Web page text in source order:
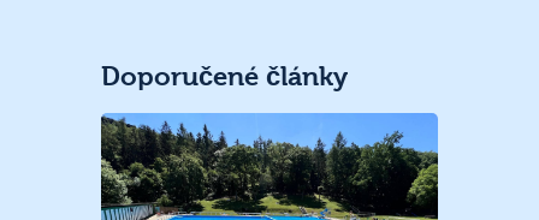
Doporučené články